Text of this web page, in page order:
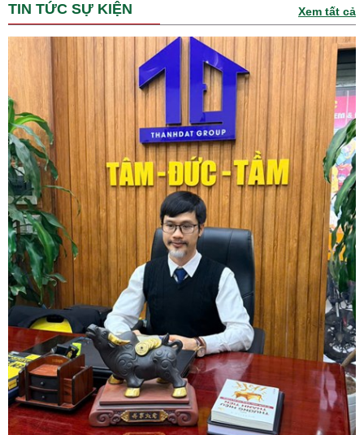
TIN TỨC SỰ KIỆN Xem tất cả